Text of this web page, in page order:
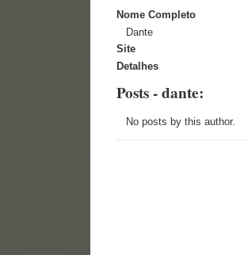
Nome Completo
Dante
Site
Detalhes
Posts - dante:
No posts by this author.